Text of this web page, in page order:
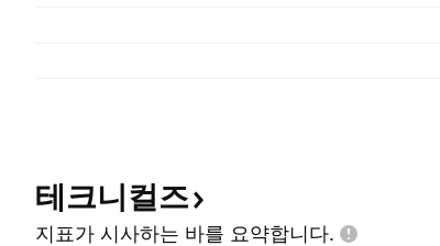
테크니컬즈
지표가 시사하는 바를 요약합니다.